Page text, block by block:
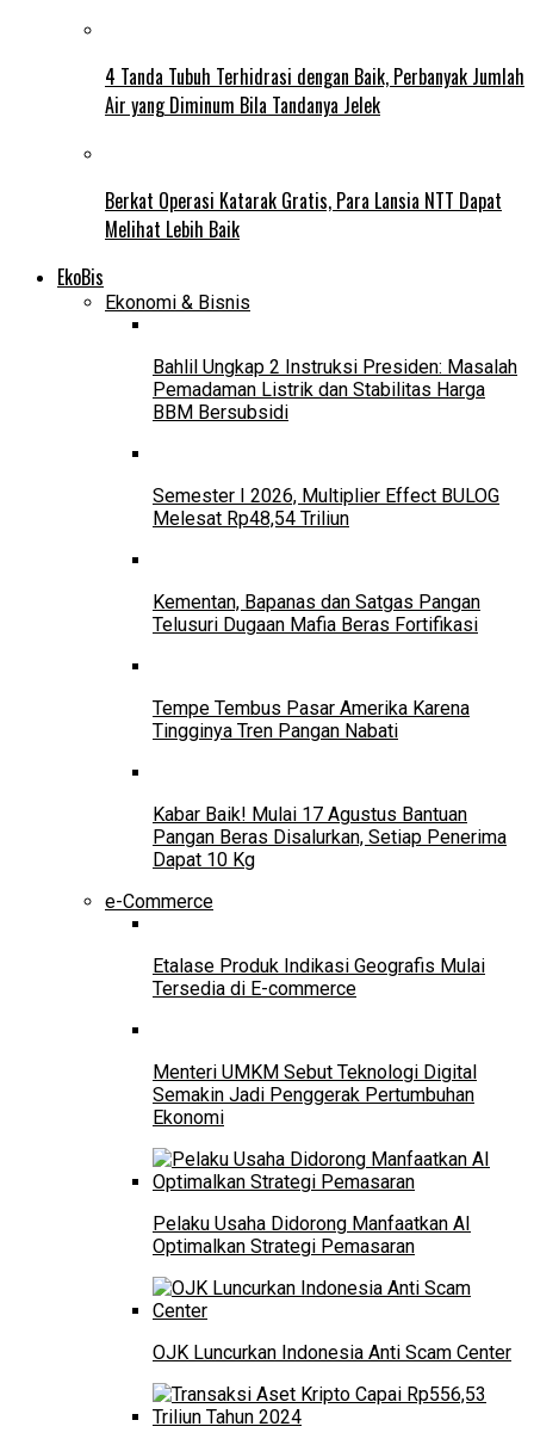
4 Tanda Tubuh Terhidrasi dengan Baik, Perbanyak Jumlah
Air yang Diminum Bila Tandanya Jelek
Berkat Operasi Katarak Gratis, Para Lansia NTT Dapat
Melihat Lebih Baik
EkoBis
Ekonomi & Bisnis
Bahlil Ungkap 2 Instruksi Presiden: Masalah
Pemadaman Listrik dan Stabilitas Harga
BBM Bersubsidi
Semester I 2026, Multiplier Effect BULOG
Melesat Rp48,54 Triliun
Kementan, Bapanas dan Satgas Pangan
Telusuri Dugaan Mafia Beras Fortifikasi
Tempe Tembus Pasar Amerika Karena
Tingginya Tren Pangan Nabati
Kabar Baik! Mulai 17 Agustus Bantuan
Pangan Beras Disalurkan, Setiap Penerima
Dapat 10 Kg
e-Commerce
Etalase Produk Indikasi Geografis Mulai
Tersedia di E-commerce
Menteri UMKM Sebut Teknologi Digital
Semakin Jadi Penggerak Pertumbuhan
Ekonomi
Pelaku Usaha Didorong Manfaatkan AI
Optimalkan Strategi Pemasaran
OJK Luncurkan Indonesia Anti Scam Center